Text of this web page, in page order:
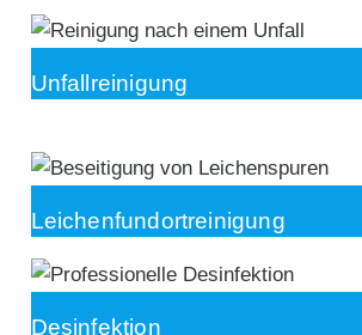
Unfallreinigung
Leichenfundortreinigung
Desinfektion